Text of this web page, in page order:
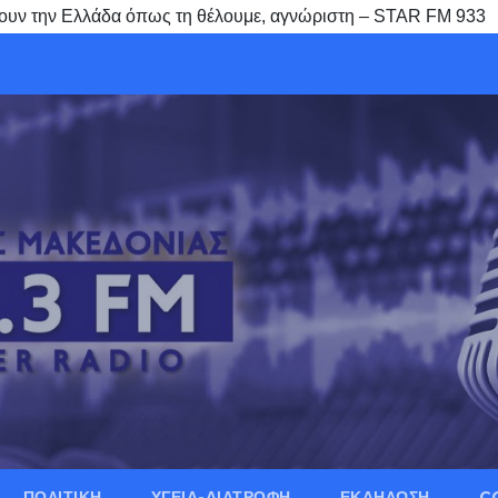
την Ελλάδα όπως τη θέλουμε, αγνώριστη – STAR FM 933